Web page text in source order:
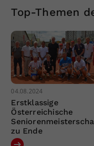
Top-Themen
04.08.2024
Erstklassige
Österreichische
zu Ende